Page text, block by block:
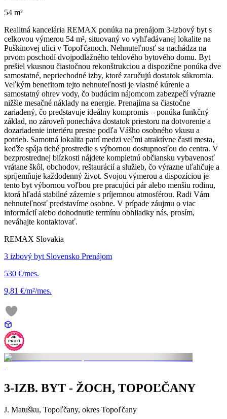
54 m²
Realitná kancelária REMAX ponúka na prenájom 3-izbový byt s
celkovou výmerou 54 m², situovaný vo vyhľadávanej lokalite na
Puškinovej ulici v Topoľčanoch. Nehnuteľnosť sa nachádza na
prvom poschodí dvojpodlažného tehlového bytového domu. Byt
prešiel vkusnou čiastočnou rekonštrukciou a dispozične ponúka dve
samostatné, nepriechodné izby, ktoré zaručujú dostatok súkromia.
Veľkým benefitom tejto nehnuteľnosti je vlastné kúrenie a
samostatný ohrev vody, čo budúcim nájomcom zabezpečí výrazne
nižšie mesačné náklady na energie. Prenajíma sa čiastočne
zariadený, čo predstavuje ideálny kompromis – ponúka funkčný
základ, no zároveň ponecháva dostatok priestoru na dotvorenie a
dozariadenie interiéru presne podľa Vášho osobného vkusu a
potrieb. Samotná lokalita patrí medzi veľmi atraktívne časti mesta,
keďže spája tiché prostredie s výbornou dostupnosťou do centra. V
bezprostrednej blízkosti nájdete kompletnú občiansku vybavenosť
vrátane škôl, obchodov, reštaurácií a služieb, čo výrazne uľahčuje a
spríjemňuje každodenný život. Svojou výmerou a dispozíciou je
tento byt výbornou voľbou pre pracujúci pár alebo menšiu rodinu,
ktorá hľadá stabilné zázemie s príjemnou atmosférou. Radi Vám
nehnuteľnosť predstavíme osobne. V prípade záujmu o viac
informácií alebo dohodnutie termínu obhliadky nás, prosím,
neváhajte kontaktovať.
REMAX Slovakia
3 izbový byt Slovensko Prenájom
530 €/mes.
9,81 €/m²/mes.
3-IZB. BYT - ŽOCH, TOPOĽČANY
J. Matušku, Topoľčany, okres Topoľčany